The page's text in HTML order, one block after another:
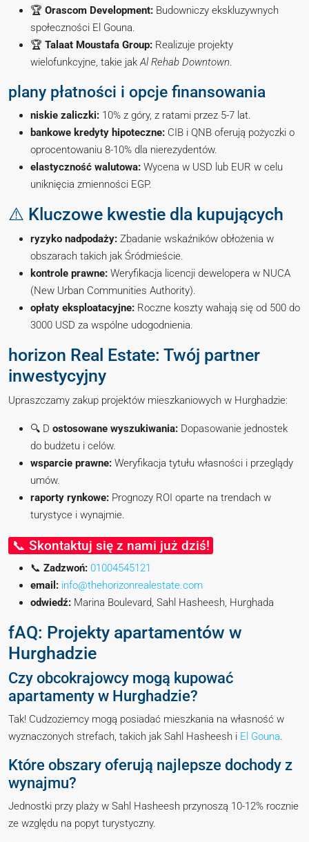
🏆 Orascom Development: Budowniczy ekskluzywnych
społeczności El Gouna.
🏆 Talaat Moustafa Group: Realizuje projekty
wielofunkcyjne, takie jak Al Rehab Downtown
plany płatności i opcje finansowania
niskie zaliczki: 10% z góry, z ratami przez 5-7 lat.
bankowe kredyty hipoteczne: CIB i QNB oferują pożyczki o
oprocentowaniu 8-10% dla nierezydentów.
elastyczność walutowa: Wycena w USD lub EUR w celu
uniknięcia zmienności EGP.
⚠️ Kluczowe kwestie dla kupujących
ryzyko nadpodaży: Zbadanie wskaźników obłożenia w
obszarach takich jak Śródmieście.
kontrole prawne: Weryfikacja licencji dewelopera w NUCA
(New Urban Communities Authority).
opłaty eksploatacyjne: Roczne koszty wahają się od 500 do
3000 USD za wspólne udogodnienia.
horizon Real Estate: Twój partner
inwestycyjny
Upraszczamy zakup projektów mieszkaniowych w Hurghadzie:
🔍 D ostosowane wyszukiwania: Dopasowanie jednostek
do budżetu i celów.
wsparcie prawne: Weryfikacja tytułu własności i przeglądy
umów.
raporty rynkowe: Prognozy ROI oparte na trendach w
turystyce i wynajmie.
📞 Skontaktuj się z nami już dziś!
📞 Zadzwoń: 01004545121
email: info@thehorizonrealestate.com
odwiedź: Marina Boulevard, Sahl Hasheesh, Hurghada
fAQ: Projekty apartamentów w
Hurghadzie
Czy obcokrajowcy mogą kupować
apartamenty w Hurghadzie?
Tak! Cudzoziemcy mogą posiadać mieszkania na własność w
wyznaczonych strefach, takich jak Sahl Hasheesh i El Gouna
Które obszary oferują najlepsze dochody z
wynajmu?
Jednostki przy plaży w Sahl Hasheesh przynoszą 10-12% rocznie
ze względu na popyt turystyczny.